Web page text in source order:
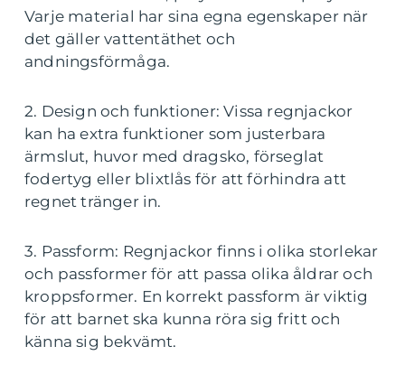
Varje material har sina egna egenskaper när
det gäller vattentäthet och
andningsförmåga.
2. Design och funktioner: Vissa regnjackor
kan ha extra funktioner som justerbara
ärmslut, huvor med dragsko, förseglat
fodertyg eller blixtlås för att förhindra att
regnet tränger in.
3. Passform: Regnjackor finns i olika storlekar
och passformer för att passa olika åldrar och
kroppsformer. En korrekt passform är viktig
för att barnet ska kunna röra sig fritt och
känna sig bekvämt.